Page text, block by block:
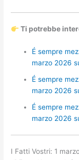
Ti potrebbe
É sempre
marzo 2026
É sempre
marzo 2026
É sempre
marzo 2026
I Fatti Vostri: 1